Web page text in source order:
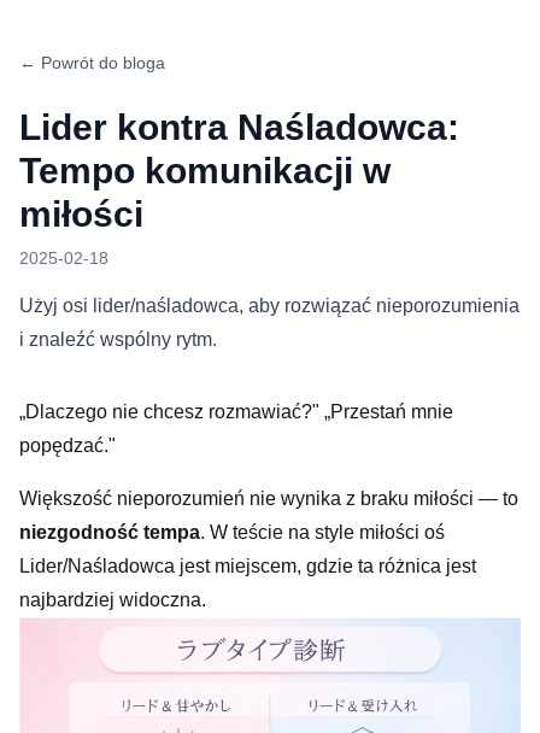
← Powrót do bloga
Lider kontra Naśladowca:
Tempo komunikacji w
miłości
2025-02-18
Użyj osi lider/naśladowca, aby rozwiązać nieporozumienia
i znaleźć wspólny rytm.
„Dlaczego nie chcesz rozmawiać?" „Przestań mnie
popędzać."
Większość nieporozumień nie wynika z braku miłości — to
niezgodność tempa. W teście na style miłości oś
Lider/Naśladowca jest miejscem, gdzie ta różnica jest
najbardziej widoczna.